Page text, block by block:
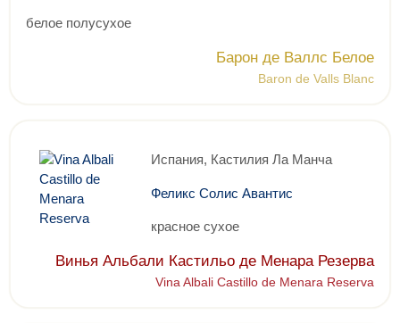
белое полусухое
Барон де Валлс Белое
Baron de Valls Blanc
Испания, Кастилия Ла Манча
Феликс Солис Авантис
красное сухое
Винья Альбали Кастильо де Менара Резерва
Vina Albali Castillo de Menara Reserva